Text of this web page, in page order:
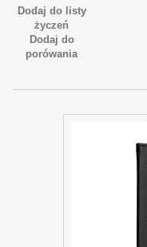
Dodaj do listy
życzeń
Dodaj do
porówania